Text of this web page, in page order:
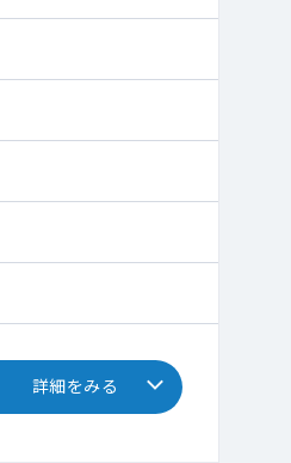
詳細をみる